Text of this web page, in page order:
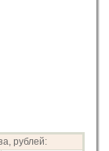
рублей: